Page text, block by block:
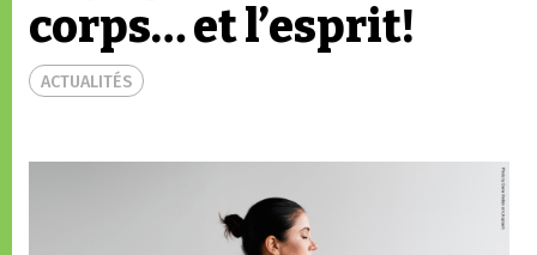
corps… et l’esprit!
ACTUALITÉS